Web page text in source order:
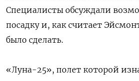
Специалисты обсуждали
посадку и, как считает
было сделать.
«Луна-25», полет которой